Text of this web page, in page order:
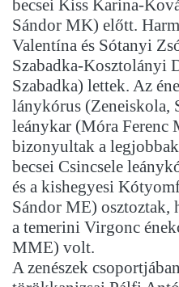
becsei Kiss Karina-
Sándor MK) előtt.
Valentína és Sótanyi
Szabadka-Kosztolányi
Szabadka) lettek. Az
lánykórus (Zeneiskola,
leánykar (Móra Ferenc
bizonyultak a
becsei Csincsele
és a kishegyesi
Sándor ME) osztoztak,
a temerini Virgonc
MME) volt.
A zenészek